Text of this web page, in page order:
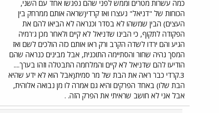
כמה עשרות מטרים וממש לפני שהם נפגשו אחד עם השני,
הכוחות של "דניאל" נעצרו ואז קרדי(שראה אותם ממרחק בין
העצים) הבין שמשהו לא בסדר וכנראה לא הביאו להם את
הפקודה לתקוף, כי הבינו שדניאל לא קיים ולאחר מכן ג'רמיה
הגיע והם ירדו לשדה הקרב ורק ראו אותם כזה הולכים לשם ואז
המסך נהיה שחור והסתיימה התוכנית, אבל מבינים כנראה שהם
הודיעו להם שדניאל לא קיים והמלחמה התבטלה וזהו בערך....
3.קרדי כבר ראה את הבת של מר סמית(אבל הוא לא ידע שהיא
הבת שלו) באחד הפרקים והיא גם אמרה לו מן נבואה אלוהית,
אבל אני לא חושב שראיתי את הפרק הזה. .